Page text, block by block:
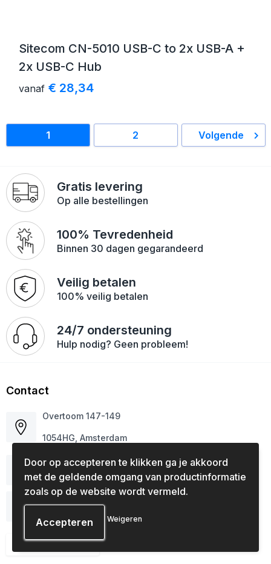
Sitecom CN-5010 USB-C to 2x USB-A +
2x USB-C Hub
vanaf € 28,34
1 2 Volgende
Gratis levering
Op alle bestellingen
100% Tevredenheid
Binnen 30 dagen gegarandeerd
Veilig betalen
100% veilig betalen
24/7 ondersteuning
Hulp nodig? Geen probleem!
Contact
Overtoom 147-149
1054HG, Amsterdam
020 618 21 49
info@cijfersenletters.nl
Contacteer ons
Door op accepteren te klikken ga je akkoord
met de geldende omgang van productinformatie
zoals op de website wordt vermeld.
Weigeren